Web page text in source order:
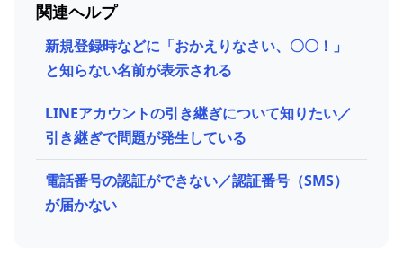
関連ヘルプ
新規登録時などに「おかえりなさい、〇〇！」
と知らない名前が表示される
LINEアカウントの引き継ぎについて知りたい／
引き継ぎで問題が発生している
電話番号の認証ができない／認証番号（SMS）
が届かない